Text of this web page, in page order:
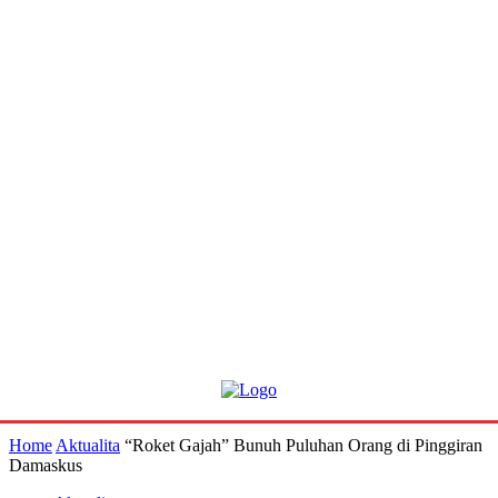
Home Aktualita “Roket Gajah” Bunuh Puluhan Orang di Pinggiran
Damaskus